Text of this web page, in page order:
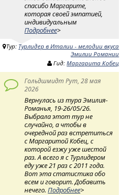
спасибо Маргарите,
которая своей эмпатией,
индивидуальным
Подробнее>
Тур: Турлидер в Италии - мелодии вкуса
Эмилии Романии
Гид:Маргарита Кобец
Гольдшмидт Рут, 28 мая
2026
Вернулась из тура Эмилия-
Романья, 19-26/05/26.
Выбрала этот тур не
случайно, а чтобы в
очередной раз встретиться
с Маргаритой Кобец, с
которой езжу уже шестой
раз. А всего я с Турлидером
еду уже 21 раз с 2011 года.
Вот эта статистика обо
всем и говорит. Добавить
нечего.Подробнее>